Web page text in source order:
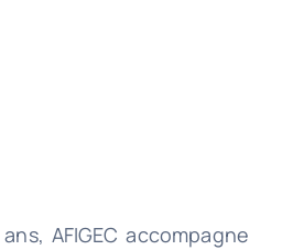
AFIGEC accompagne